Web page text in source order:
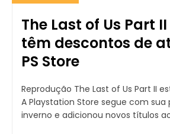
The Last of Us Part
têm descontos de
PS Store
Reprodução The Last of Us Part II está em promoção
A Playstation Store segue com
inverno e adicionou novos títulos